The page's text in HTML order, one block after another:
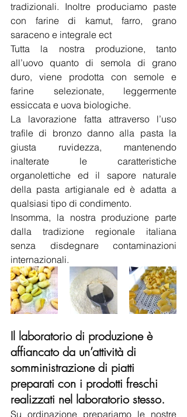
tradizionali. Inoltre produciamo paste
con farine di kamut, farro, grano
saraceno e integrale ect
Tutta la nostra produzione, tanto
all’uovo quanto di semola di grano
duro, viene prodotta con semole e
farine selezionate, leggermente
essiccata e uova biologiche.
La lavorazione fatta attraverso l’uso
trafile di bronzo danno alla pasta la
giusta ruvidezza, mantenendo
inalterate le caratteristiche
organolettiche ed il sapore naturale
della pasta artigianale ed è adatta a
qualsiasi tipo di condimento.
Insomma, la nostra produzione parte
dalla tradizione regionale italiana
senza disdegnare contaminazioni
internazionali.
Il laboratorio di produzione è
affiancato da un’attività di
somministrazione di piatti
preparati con i prodotti freschi
realizzati nel laboratorio stesso.
Su ordinazione prepariamo le nostre